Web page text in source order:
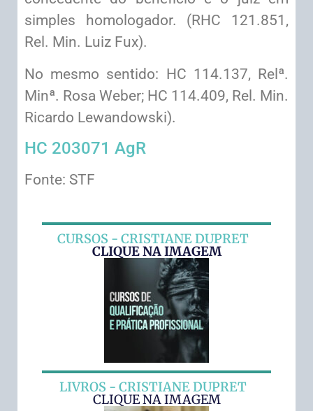
simples homologador. (RHC 121.851,
Rel. Min. Luiz Fux).
No mesmo sentido: HC 114.137, Relª.
Minª. Rosa Weber; HC 114.409, Rel. Min.
Ricardo Lewandowski).
HC 203071 AgR
Fonte: STF
CURSOS - CRISTIANE DUPRET
CLIQUE NA IMAGEM
LIVROS - CRISTIANE DUPRET
CLIQUE NA IMAGEM